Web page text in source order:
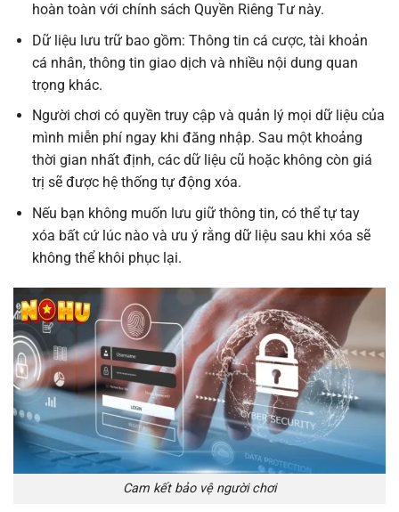
hoàn toàn với chính sách Quyền Riêng Tư này.
Dữ liệu lưu trữ bao gồm: Thông tin cá cược, tài khoản
cá nhân, thông tin giao dịch và nhiều nội dung quan
trọng khác.
Người chơi có quyền truy cập và quản lý mọi dữ liệu của
mình miễn phí ngay khi đăng nhập. Sau một khoảng
thời gian nhất định, các dữ liệu cũ hoặc không còn giá
trị sẽ được hệ thống tự động xóa.
Nếu bạn không muốn lưu giữ thông tin, có thể tự tay
xóa bất cứ lúc nào và ưu ý rằng dữ liệu sau khi xóa sẽ
không thể khôi phục lại.
Cam kết bảo vệ người chơi